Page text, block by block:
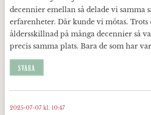
decennier emellan så delade vi samma
erfarenheter. Där kunde vi mötas. Trots
åldersskillnad på många decennier så
precis samma plats. Bara de som har
SVARA
2025-07-07 kl. 10:47